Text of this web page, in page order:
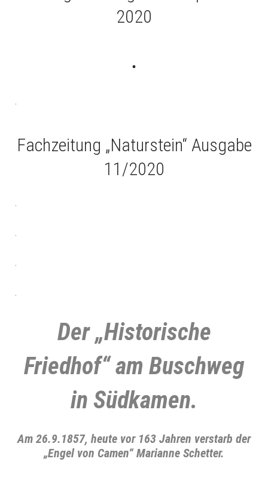
2020
.
.
Fachzeitung „Naturstein“ Ausgabe
11/2020
.
.
.
.
Der „Historische
Friedhof“ am Buschweg
in Südkamen.
Am 26.9.1857, heute vor 163 Jahren verstarb der
„Engel von Camen“ Marianne Schetter.